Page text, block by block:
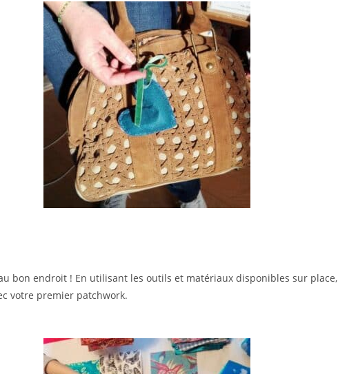
bon endroit ! En utilisant les outils et matériaux disponibles sur place,
votre premier patchwork.